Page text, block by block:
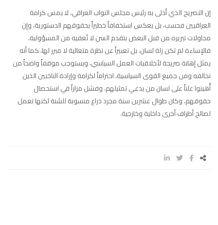
إن التصريح الذي أدلى به رئيس مجلس النواب العراقي، لا يمس كرامة
العراقيين فحسب، بل يعكس استخفافاً خطيراً بحقوقهم الدستورية، وإن
محاولات تبريره من قبل البعض بتقدم السن لا تُعفيه من المسؤولية،
فالإساءة لم تكن زلة لسان، بل تعبيراً عن نظرة متعالية لا مبرر لها، كما أنه
يمثل إهانة صريحة لأخلاقيات العمل السياسي، ويستوجب موقفاً واضحاً من
تحالفه ومن جميع القوى السياسية، احتراماً لكرامة وإرادة الناخبين الذين
أُهينوا علناً على لسان من يدعي تمثيلهم، وفشل مراراً في استحصال
حقوقهم، وكان طوال عشرين سنة مجرد ذراع منسوبة للسُنة لكنها تعمل
لصالح أطراف أخرى داخلية وخارجية.